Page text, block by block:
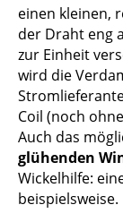
einen kleinen,
der Draht eng
zur Einheit
wird die
Coil (noch
Auch das
glühenden
Wickelhilfe:
beispielsweise.